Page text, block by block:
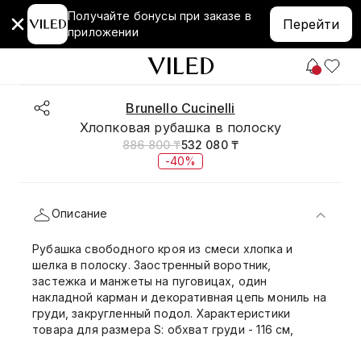
Получайте бонусы при заказе в
приложении
Перейти
Brunello Cucinelli
Хлопковая рубашка в полоску
886 800 ₸532 080 ₸
-40%
Описание
Рубашка свободного кроя из смеси хлопка и
шелка в полоску. Заостренный воротник,
застежка и манжеты на пуговицах, один
накладной карман и декоративная цепь мониль на
груди, закругленный подол. Характеристики
товара для размера S: обхват груди - 116 см,